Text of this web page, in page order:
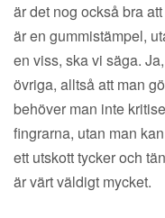
är det nog också bra
är en gummistämpel,
en viss, ska vi säga.
övriga, alltså att man
behöver man inte
fingrarna, utan man
ett utskott tycker och
är värt väldigt mycket.